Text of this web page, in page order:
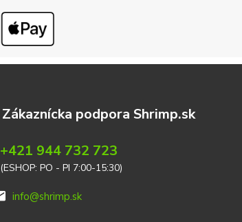
Zákaznícka podpora Shrimp.sk
+421 944 732 723
(ESHOP: PO - PI 7:00-15:30)
info@shrimp.sk